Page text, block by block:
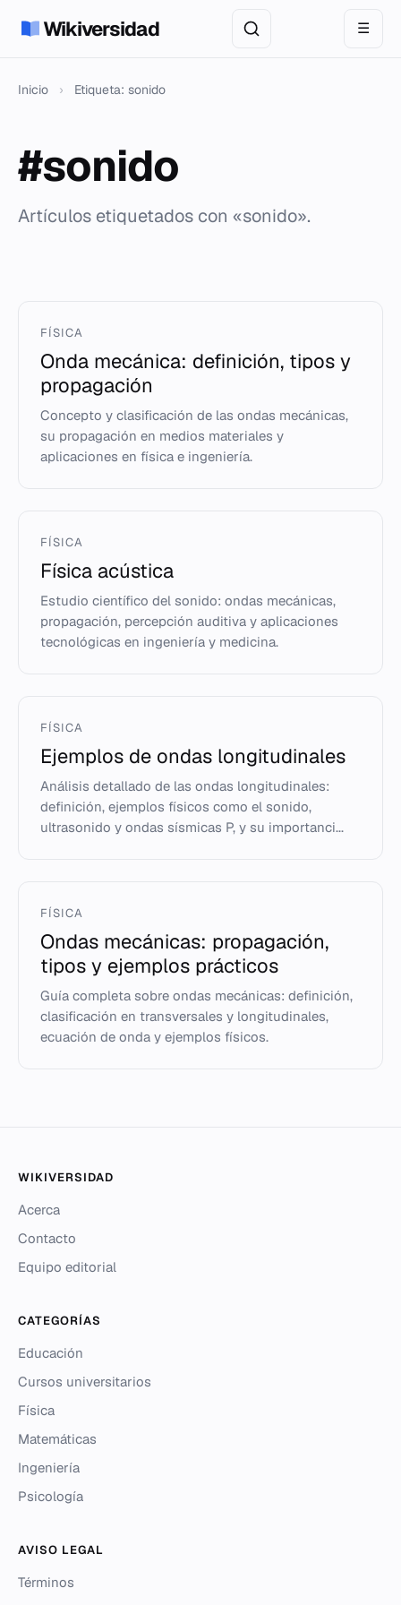
Wikiversidad ☰
Inicio › Etiqueta: sonido
#sonido
Artículos etiquetados con «sonido».
FÍSICA
Onda mecánica: definición, tipos y
propagación
Concepto y clasificación de las ondas mecánicas,
su propagación en medios materiales y
aplicaciones en física e ingeniería.
FÍSICA
Física acústica
Estudio científico del sonido: ondas mecánicas,
propagación, percepción auditiva y aplicaciones
tecnológicas en ingeniería y medicina.
FÍSICA
Ejemplos de ondas longitudinales
Análisis detallado de las ondas longitudinales:
definición, ejemplos físicos como el sonido,
ultrasonido y ondas sísmicas P, y su importanci...
FÍSICA
Ondas mecánicas: propagación,
tipos y ejemplos prácticos
Guía completa sobre ondas mecánicas: definición,
clasificación en transversales y longitudinales,
ecuación de onda y ejemplos físicos.
WIKIVERSIDAD
Acerca
Contacto
Equipo editorial
CATEGORÍAS
Educación
Cursos universitarios
Física
Matemáticas
Ingeniería
Psicología
AVISO LEGAL
Términos